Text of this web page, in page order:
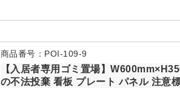
商品番号：POI-109-9
【入居者専用ゴミ置場】
の不法投棄 看板 プレート パネル 注意